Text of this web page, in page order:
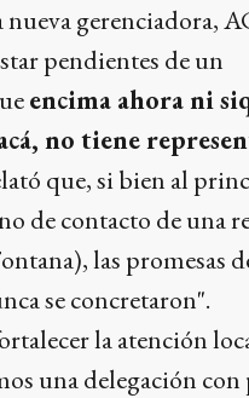
nueva gerenciadora,
pendientes de un
encima ahora ni
no tiene
que, si bien al
de contacto de una
las promesas
se concretaron".
la atención
una delegación con